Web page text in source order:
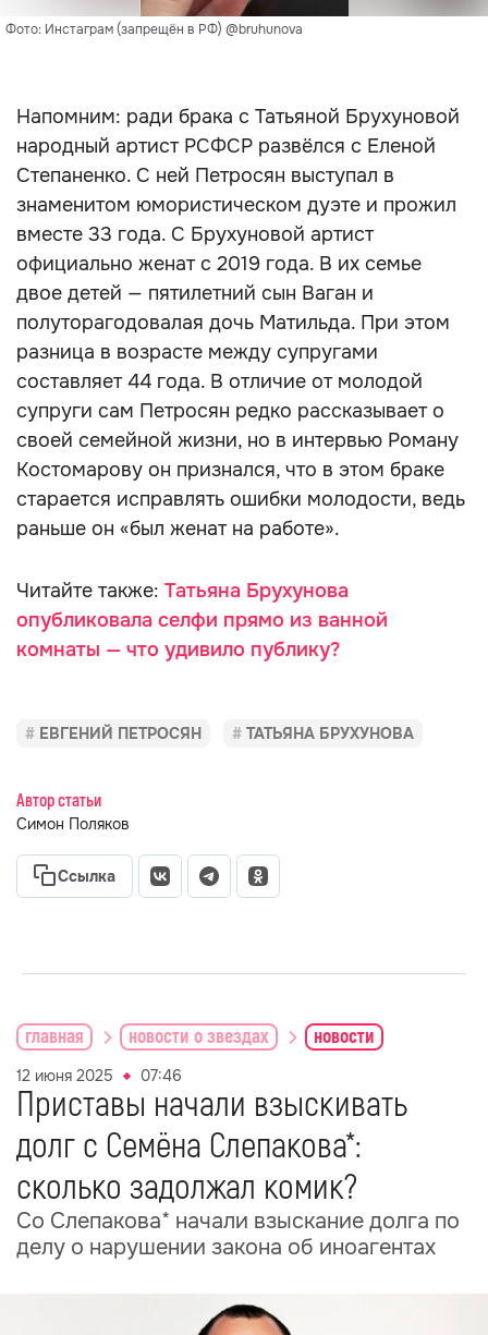
Фото: Инстаграм (запрещён в РФ) @bruhunova
Напомним: ради брака с Татьяной Брухуновой
народный артист РСФСР развёлся с Еленой
Степаненко. С ней Петросян выступал в
знаменитом юмористическом дуэте и прожил
вместе 33 года. С Брухуновой артист
официально женат с 2019 года. В их семье
двое детей — пятилетний сын Ваган и
полуторагодовалая дочь Матильда. При этом
разница в возрасте между супругами
составляет 44 года. В отличие от молодой
супруги сам Петросян редко рассказывает о
своей семейной жизни, но в интервью Роману
Костомарову он признался, что в этом браке
старается исправлять ошибки молодости, ведь
раньше он «был женат на работе».
Читайте также: Татьяна Брухунова
опубликовала селфи прямо из ванной
комнаты — что удивило публику?
ЕВГЕНИЙ ПЕТРОСЯН ТАТЬЯНА БРУХУНОВА
Автор статьи
Симон Поляков
Ссылка
главная новости о звездах новости
12 июня 2025 07:46
Приставы начали взыскивать
долг с Семёна Слепакова*:
сколько задолжал комик?
Со Слепакова* начали взыскание долга по
делу о нарушении закона об иноагентах